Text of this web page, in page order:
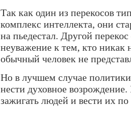
Так как один из перекосов
комплекс интеллекта, они
на пьедестал. Другой
неуважение к тем, кто никак
обычный человек не
Но в лучшем случае
нести духовное
зажигать людей и вести их